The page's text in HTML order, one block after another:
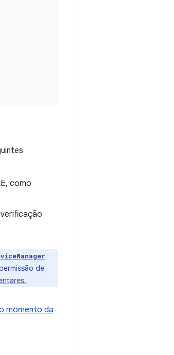
como
de
momento da